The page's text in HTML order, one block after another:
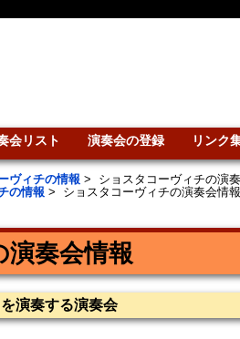
会リスト 演奏会の登録 リンク
ヴィチの情報 > ショスタコーヴィチの演
の情報 > ショスタコーヴィチの演奏会情報
奏会情報
演奏する演奏会